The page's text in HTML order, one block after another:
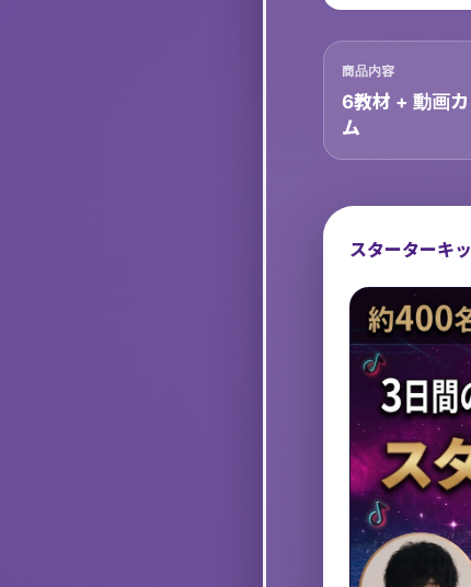
商品内容
6教材 + 動画
ム
スターターキ